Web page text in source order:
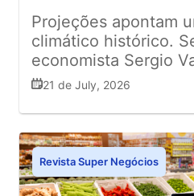
Projeções apontam
climático histórico.
economista Sergio
exige que o varejo
logísticos para
abastecimento
21 de July, 2026
Revista Super Negócios